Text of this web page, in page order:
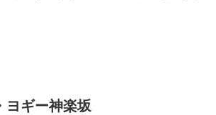
ヨギー神楽坂